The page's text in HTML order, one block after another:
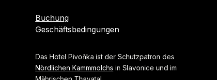
Buchung
Geschäftsbedingungen
Das Hotel Pivoňka ist der Schutzpatron des
Nördlichen Kammmolchs in Slavonice und im